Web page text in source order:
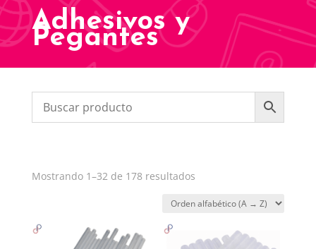
Adhesivos y
Pegantes
Mostrando 1–32 de 178 resultados